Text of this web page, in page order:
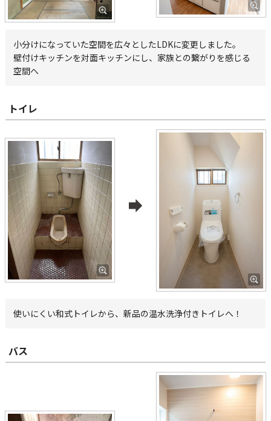
小分けになっていた空間を広々としたLDKに変更しました。
壁付けキッチンを対面キッチンにし、家族との繋がりを感じる
空間へ
トイレ
使いにくい和式トイレから、新品の温水洗浄付きトイレへ！
バス